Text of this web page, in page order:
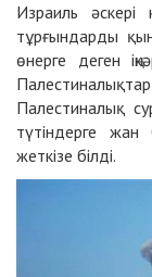
Израиль әскері
тұрғындарды
өнерге деген
Палестиналық
түтіндерге жан
жеткізе білді.